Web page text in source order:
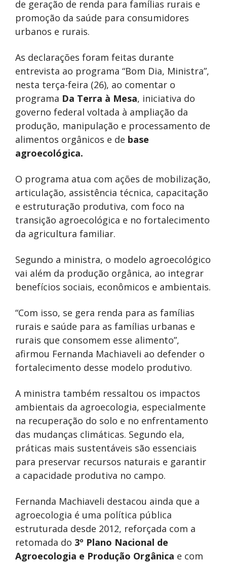
de geração de renda para famílias rurais e
promoção da saúde para consumidores
urbanos e rurais.
As declarações foram feitas durante
entrevista ao programa “Bom Dia, Ministra”,
nesta terça-feira (26), ao comentar o
programa Da Terra à Mesa, iniciativa do
governo federal voltada à ampliação da
produção, manipulação e processamento de
alimentos orgânicos e de base
agroecológica.
O programa atua com ações de mobilização,
articulação, assistência técnica, capacitação
e estruturação produtiva, com foco na
transição agroecológica e no fortalecimento
da agricultura familiar.
Segundo a ministra, o modelo agroecológico
vai além da produção orgânica, ao integrar
benefícios sociais, econômicos e ambientais.
“Com isso, se gera renda para as famílias
rurais e saúde para as famílias urbanas e
rurais que consomem esse alimento”,
afirmou Fernanda Machiaveli ao defender o
fortalecimento desse modelo produtivo.
A ministra também ressaltou os impactos
ambientais da agroecologia, especialmente
na recuperação do solo e no enfrentamento
das mudanças climáticas. Segundo ela,
práticas mais sustentáveis são essenciais
para preservar recursos naturais e garantir
a capacidade produtiva no campo.
Fernanda Machiaveli destacou ainda que a
agroecologia é uma política pública
estruturada desde 2012, reforçada com a
retomada do 3º Plano Nacional de
Agroecologia e Produção Orgânica e com